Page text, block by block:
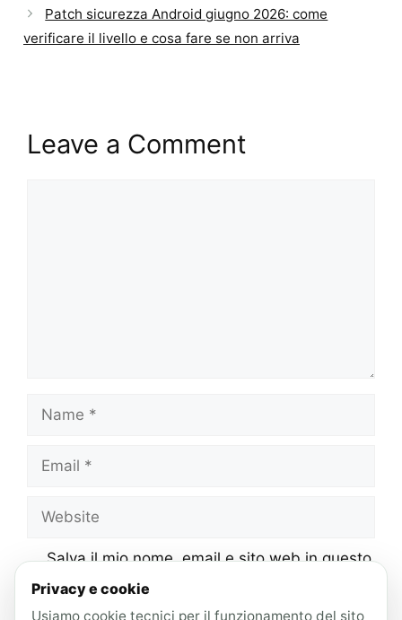
Patch sicurezza Android giugno 2026: come
verificare il livello e cosa fare se non arriva
Leave a Comment
Salva il mio nome, email e sito web in questo
browser per la prossima volta che
commento.
Privacy e cookie
Usiamo cookie tecnici per il funzionamento del sito